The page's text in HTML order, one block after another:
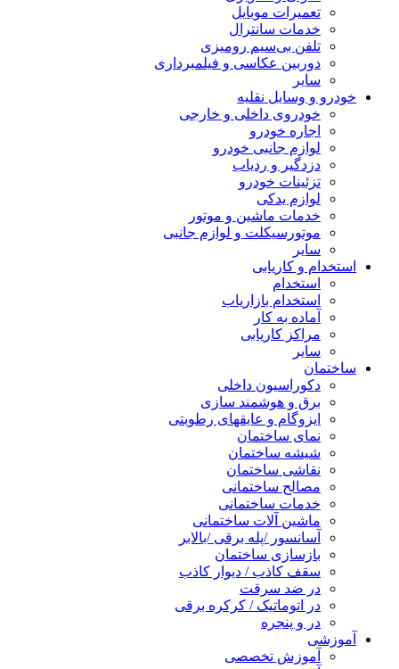
تعمیرات موبایل
خدمات سانترال
تلفن بی‌سیم رومیزی
دوربین عکاسی و فیلمبرداری
سایر
خودرو و وسایل نقلیه
خودروی داخلی و خارجی
اجاره خودرو
لوازم جانبی خودرو
دزدگیر و ردیاب
تزئینات خودرو
لوازم یدکی
خدمات ماشین و موتور
موتورسیکلت و لوازم جانبی
سایر
استخدام و کاریابی
استخدام
استخدام بازاریاب
آماده به کار
مراکز کاریابی
سایر
ساختمان
دکوراسیون داخلی
برق و هوشمند سازی
ایزوگام و عایقهای رطوبتی
نمای ساختمان
شیشه ساختمان
نقاشی ساختمان
مصالح ساختمانی
خدمات ساختمانی
ماشین آلات ساختمانی
آسانسور /پله برقی /بالابر
بازسازی ساختمان
سقف کاذب / دیوار کاذب
در ضد سرقت
در اتوماتیک / کرکره برقی
در و پنجره
آموزشی
آموزش تخصصی